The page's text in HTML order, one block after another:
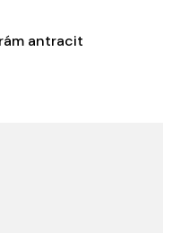
rám antracit